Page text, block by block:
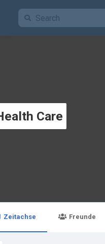
Care
Zeitachse Freunde